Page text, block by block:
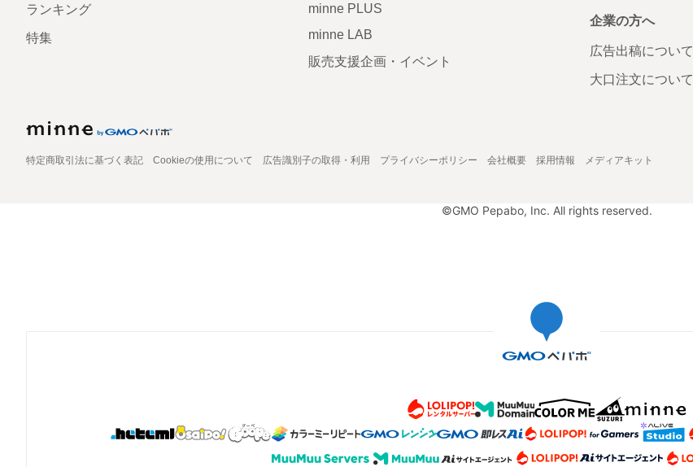
ランキング
特集
minne PLUS
minne LAB
販売支援企画・イベント
企業の方へ
広告出稿について
大口注文について
特定商取引法に基づく表記 Cookieの使用について 広告識別子の取得・利用 プライバシーポリシー 会社概要 採用情報 メディアキット
©GMO Pepabo, Inc. All rights reserved.